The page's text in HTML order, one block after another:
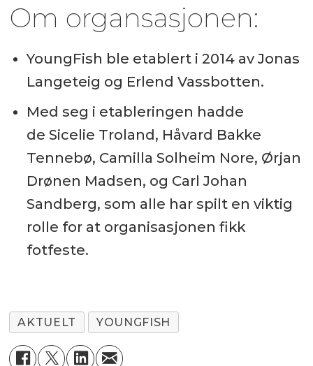
Om organsasjonen:
YoungFish ble etablert i 2014 av Jonas
Langeteig og Erlend Vassbotten.
Med seg i etableringen hadde
de Sicelie Troland, Håvard Bakke
Tennebø, Camilla Solheim Nore, Ørjan
Drønen Madsen, og Carl Johan
Sandberg, som alle har spilt en viktig
rolle for at organisasjonen fikk
fotfeste.
AKTUELT YOUNGFISH